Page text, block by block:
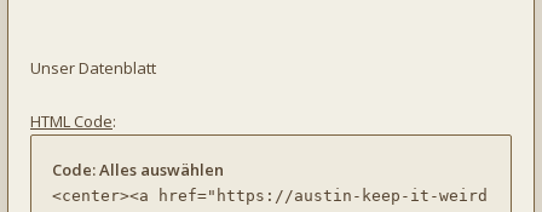
Unser Datenblatt
HTML Code:
Code:Alles auswählen
<center><a href="https://austin-keep-it-weird.de"